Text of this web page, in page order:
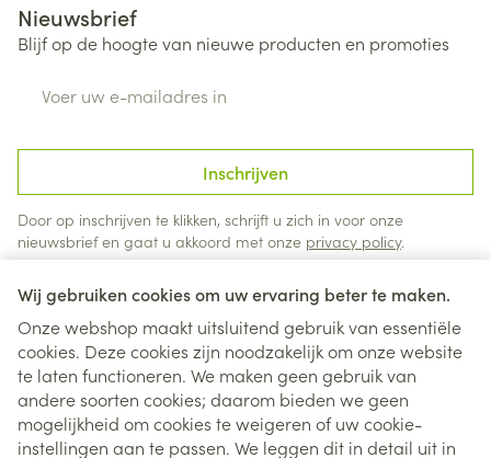
Wij gebruiken cookies om uw ervaring beter te maken.
Onze webshop maakt uitsluitend gebruik van essentiële
cookies. Deze cookies zijn noodzakelijk om onze website
te laten functioneren. We maken geen gebruik van
andere soorten cookies; daarom bieden we geen
mogelijkheid om cookies te weigeren of uw cookie-
instellingen aan te passen. We leggen dit in detail uit in
Nieuwsbrief
Blijf op de hoogte van nieuwe producten en promoties
Inschrijven
Door op inschrijven te klikken, schrijft u zich in voor onze
nieuwsbrief en gaat u akkoord met onze privacy policy.